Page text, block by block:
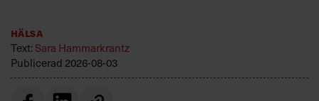
Hälsa
Text: Sara Hammarkrantz
Publicerad 2026-08-03